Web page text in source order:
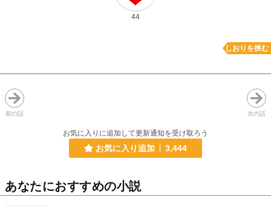
44
しおりを挟む
前の話 次の話
お気に入りに追加して更新通知を受け取ろう
お気に入り追加 3,444
あなたにおすすめの小説